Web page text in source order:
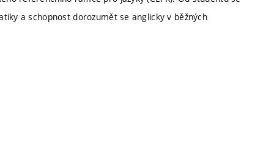
a schopnost dorozumět se anglicky v běžných